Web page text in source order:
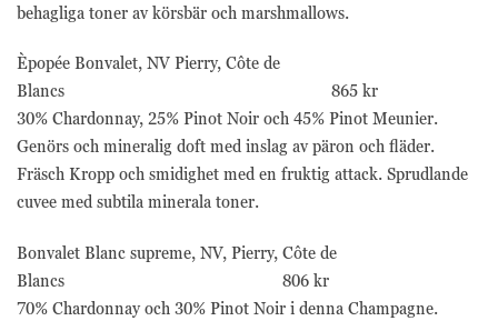
behagliga toner av körsbär och marshmallows.
Èpopée Bonvalet, NV Pierry, Côte de
Blancs 865 kr
30% Chardonnay, 25% Pinot Noir och 45% Pinot Meunier.
Genörs och mineralig doft med inslag av päron och fläder.
Fräsch Kropp och smidighet med en fruktig attack. Sprudlande
cuvee med subtila minerala toner.
Bonvalet Blanc supreme, NV, Pierry, Côte de
Blancs 806 kr
70% Chardonnay och 30% Pinot Noir i denna Champagne.